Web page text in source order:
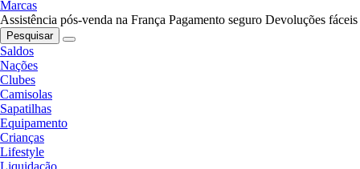
Marcas
Assistência pós-venda na França Pagamento seguro Devoluções fáceis
Pesquisar
Saldos
Nações
Clubes
Camisolas
Sapatilhas
Equipamento
Crianças
Lifestyle
Liquidação